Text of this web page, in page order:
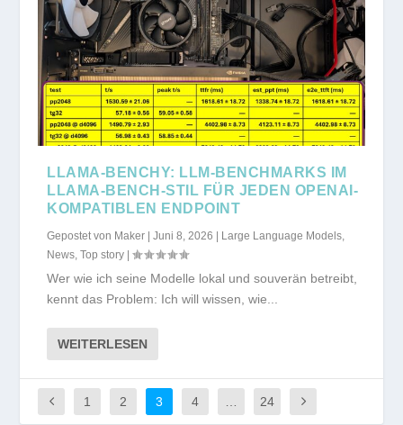
LLAMA-BENCHY: LLM-BENCHMARKS IM
LLAMA-BENCH-STIL FÜR JEDEN OPENAI-
KOMPATIBLEN ENDPOINT
Gepostet von Maker |Juni 8, 2026 Large Language Models,
News,Top story |
Wer wie ich seine Modelle lokal und souverän betreibt,
kennt das Problem: Ich will wissen, wie...
WEITERLESEN
1 2 3 4 24